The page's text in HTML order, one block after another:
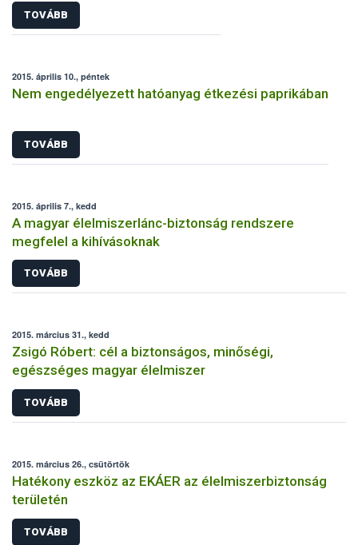
TOVÁBB
2015. április 10., péntek
Nem engedélyezett hatóanyag étkezési paprikában
TOVÁBB
2015. április 7., kedd
A magyar élelmiszerlánc-biztonság rendszere
megfelel a kihívásoknak
TOVÁBB
2015. március 31., kedd
Zsigó Róbert: cél a biztonságos, minőségi,
egészséges magyar élelmiszer
TOVÁBB
2015. március 26., csütörtök
Hatékony eszköz az EKÁER az élelmiszerbiztonság
területén
TOVÁBB